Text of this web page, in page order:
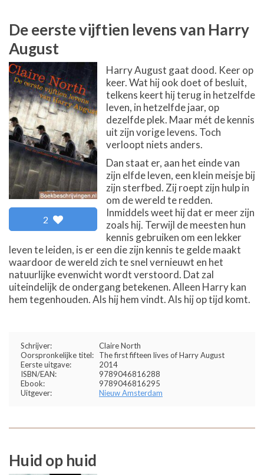
De eerste vijftien levens van Harry
August
2
Harry August gaat dood. Keer op
keer. Wat hij ook doet of besluit,
telkens keert hij terug in hetzelfde
leven, in hetzelfde jaar, op
dezelfde plek. Maar mét de kennis
uit zijn vorige levens. Toch
verloopt niets anders.
Dan staat er, aan het einde van
zijn elfde leven, een klein meisje bij
zijn sterfbed. Zij roept zijn hulp in
om de wereld te redden.
Inmiddels weet hij dat er meer zijn
zoals hij. Terwijl de meesten hun
kennis gebruiken om een lekker
leven te leiden, is er een die zijn kennis te gelde maakt
waardoor de wereld zich te snel vernieuwt en het
natuurlijke evenwicht wordt verstoord. Dat zal
uiteindelijk de ondergang betekenen. Alleen Harry kan
hem tegenhouden. Als hij hem vindt. Als hij op tijd komt.
Schrijver:
Claire North
Oorspronkelijke titel:
The first fifteen lives of Harry August
Eerste uitgave:
2014
ISBN/EAN:
9789046816288
Ebook:
9789046816295
Uitgever:
Nieuw Amsterdam
Huid op huid